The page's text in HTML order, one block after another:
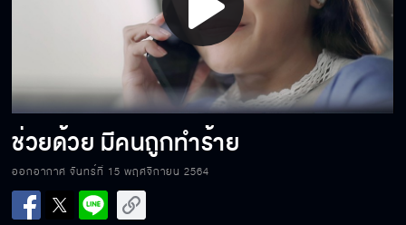
Play
Video
ช่วยด้วย มีคนถูกทำร้าย
ออกอากาศ จันทร์ที่ 15 พฤศจิกายน 2564
แค่ประทับใจจริงๆ เหรอคะ
จะโกหกทั้งที แต่งเรื่องให้ดีหน่อย